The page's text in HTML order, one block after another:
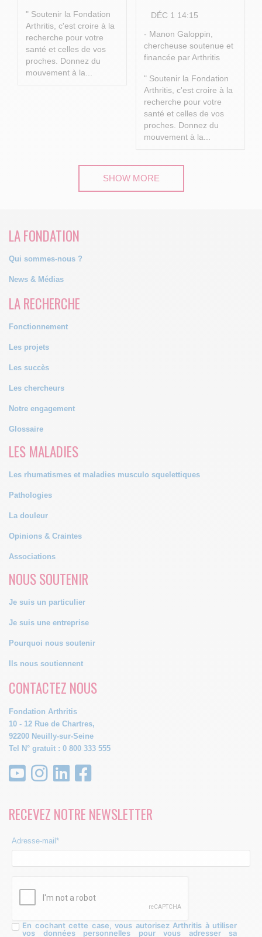
" Soutenir la Fondation
Arthritis, c'est croire à la
recherche pour votre
santé et celles de vos
proches. Donnez du
mouvement à la...
DÉC 1 14:15
- Manon Galoppin,
chercheuse soutenue et
financée par Arthritis
" Soutenir la Fondation
Arthritis, c'est croire à la
recherche pour votre
santé et celles de vos
proches. Donnez du
mouvement à la...
SHOW MORE
LA FONDATION
Qui sommes-nous ?
News & Médias
LA RECHERCHE
Fonctionnement
Les projets
Les succès
Les chercheurs
Notre engagement
Glossaire
LES MALADIES
Les rhumatismes et maladies musculo squelettiques
Pathologies
La douleur
Opinions & Craintes
Associations
NOUS SOUTENIR
Je suis un particulier
Je suis une entreprise
Pourquoi nous soutenir
Ils nous soutiennent
CONTACTEZ NOUS
Fondation Arthritis
10 - 12 Rue de Chartres,
92200 Neuilly-sur-Seine
Tel N° gratuit : 0 800 333 555
RECEVEZ NOTRE NEWSLETTER
Adresse-mail*
En cochant cette case, vous autorisez Arthritis à utiliser
vos données personnelles pour vous adresser sa